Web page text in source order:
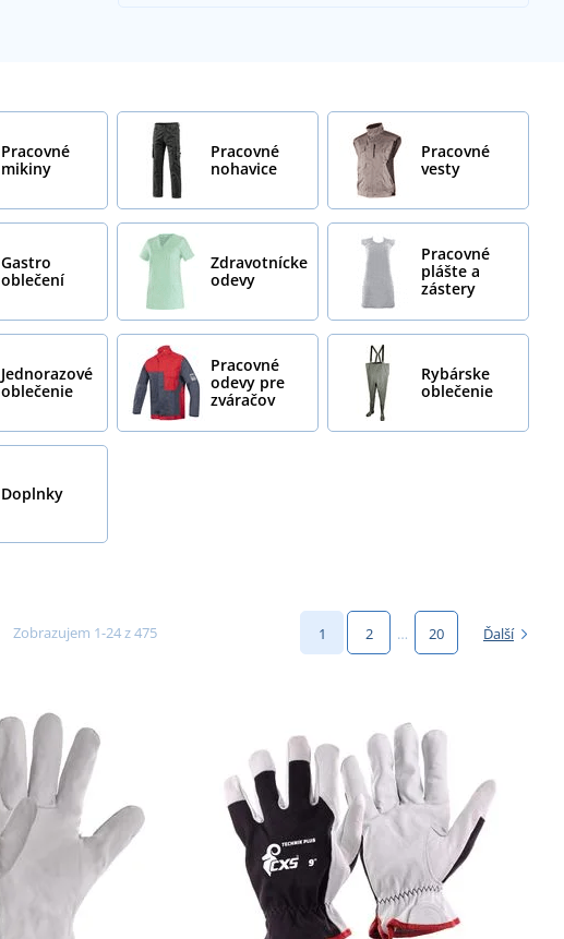
Pracovné
mikiny
Pracovné
nohavice
Pracovné
vesty
Gastro
oblečení
Zdravotnícke
odevy
Pracovné
plášte a
zástery
Jednorazové
oblečenie
Pracovné
odevy pre
zváračov
Rybárske
oblečenie
Doplnky
Zobrazujem 1-24 z 475 1 2 … 20 Ďalší